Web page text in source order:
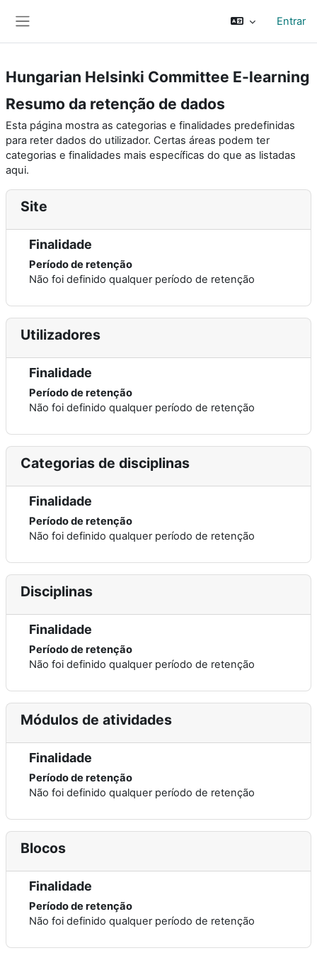
Entrar
Hungarian Helsinki Committee E-learning
Resumo da retenção de dados
Esta página mostra as categorias e finalidades predefinidas
para reter dados do utilizador. Certas áreas podem ter
categorias e finalidades mais específicas do que as listadas
aqui.
Site
Finalidade
Período de retenção
Não foi definido qualquer período de retenção
Utilizadores
Finalidade
Período de retenção
Não foi definido qualquer período de retenção
Categorias de disciplinas
Finalidade
Período de retenção
Não foi definido qualquer período de retenção
Disciplinas
Finalidade
Período de retenção
Não foi definido qualquer período de retenção
Módulos de atividades
Finalidade
Período de retenção
Não foi definido qualquer período de retenção
Blocos
Finalidade
Período de retenção
Não foi definido qualquer período de retenção